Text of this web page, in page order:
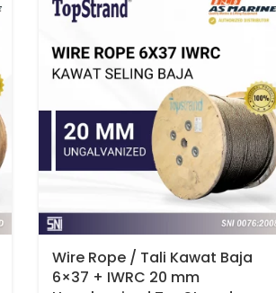
Wire Rope / Tali Kawat Baja
6×37 + IWRC 20 mm